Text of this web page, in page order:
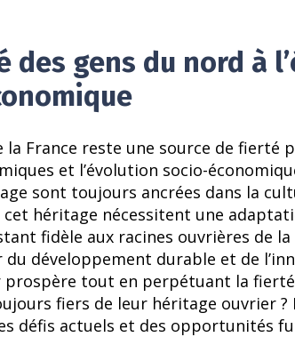
des gens du nord à
la France reste une source de fierté
et l’évolution socio-
sont toujours ancrées dans la
héritage nécessitent une
fidèle aux racines ouvrières de
du développement durable et de
prospère tout en perpétuant la
fiers de leur héritage ouvrier ?
défis actuels et des opportunités